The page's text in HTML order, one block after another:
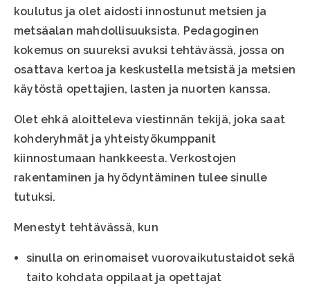
koulutus ja olet aidosti innostunut metsien ja
metsäalan mahdollisuuksista. Pedagoginen
kokemus on suureksi avuksi tehtävässä, jossa on
osattava kertoa ja keskustella metsistä ja metsien
käytöstä opettajien, lasten ja nuorten kanssa.
Olet ehkä aloitteleva viestinnän tekijä, joka saat
kohderyhmät ja yhteistyökumppanit
kiinnostumaan hankkeesta. Verkostojen
rakentaminen ja hyödyntäminen tulee sinulle
tutuksi.
Menestyt tehtävässä, kun
sinulla on erinomaiset vuorovaikutustaidot sekä
taito kohdata oppilaat ja opettajat